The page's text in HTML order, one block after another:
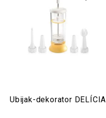
Ubijak-dekorator DELÍCIA